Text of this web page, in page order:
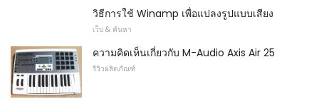
วิธีการใช้ Winamp เพื่อแปลงรูปแบบเสียง
เว็บ & ค้นหา
ความคิดเห็นเกี่ยวกับ M-Audio Axis Air 25
รีวิวผลิตภัณฑ์